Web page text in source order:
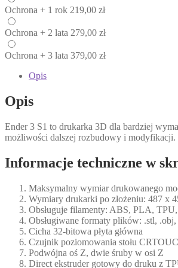
Ochrona + 1 rok 219,00 zł
Ochrona + 2 lata 279,00 zł
Ochrona + 3 lata 379,00 zł
Opis
Opis
Ender 3 S1 to drukarka 3D dla bardziej
możliwości dalszej rozbudowy i modyfikacji.
Informacje techniczne w
Maksymalny wymiar drukowanego
Wymiary drukarki po złożeniu: 487 x
Obsługuje filamenty: ABS, PLA,
Obsługiwane formaty plików: .stl,
Cicha 32-bitowa płyta główna
Czujnik poziomowania stołu
Podwójna oś Z, dwie śruby w osi Z
Direct ekstruder gotowy do druku z